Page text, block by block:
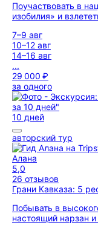
Поучаствовать в
изобилия» и
7–9 авг
10–12 авг
14–16 авг
...
29 000 ₽
за одного
10 дней
авторский тур
Алана
5,0
26 отзывов
Грани Кавказа: 5
Побывать в
настоящий нарзан